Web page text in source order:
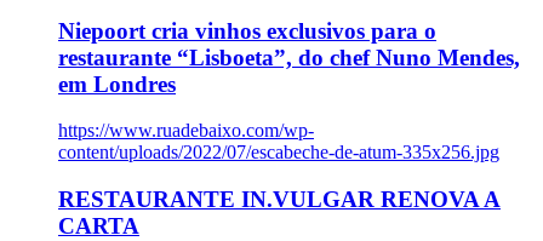
Niepoort cria vinhos exclusivos para o
restaurante “Lisboeta”, do chef Nuno Mendes,
em Londres
https://www.ruadebaixo.com/wp-
content/uploads/2022/07/escabeche-de-atum-335x256.jpg
RESTAURANTE IN.VULGAR RENOVA A
CARTA